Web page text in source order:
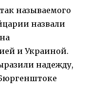
называемого
назвали
и Украиной.
надежду,